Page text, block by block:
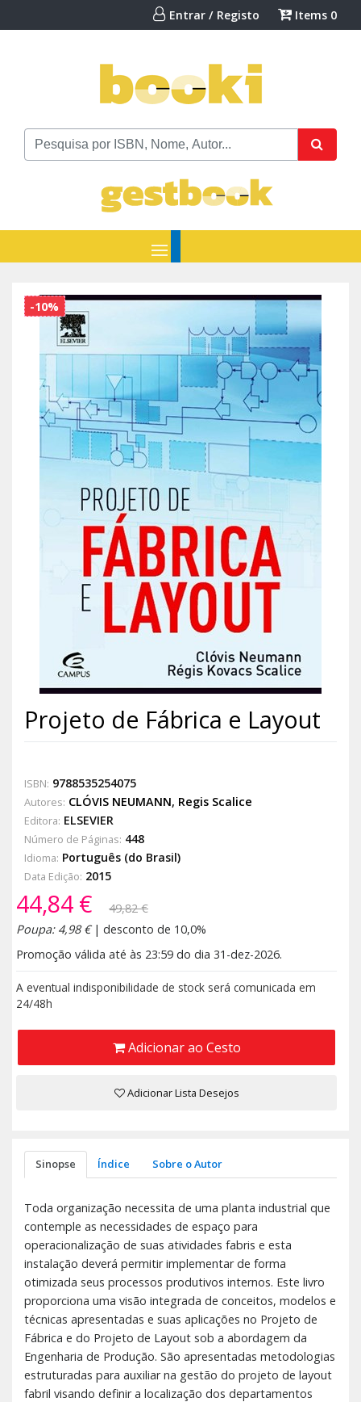
Entrar / Registo Items 0
-10%
Projeto de Fábrica e Layout
ISBN: 9788535254075
Autores: CLÓVIS NEUMANN, Regis Scalice
Editora: ELSEVIER
Número de Páginas: 448
Idioma: Português (do Brasil)
Data Edição: 2015
44,84 €
49,82 €
Poupa: 4,98 €| desconto de 10,0%
Promoção válida até às 23:59 do dia 31-dez-2026.
A eventual indisponibilidade de stock será comunicada em
24/48h
Adicionar ao Cesto
Adicionar Lista Desejos
Sinopse Índice Sobre o Autor
Toda organização necessita de uma planta industrial que
contemple as necessidades de espaço para
operacionalização de suas atividades fabris e esta
instalação deverá permitir implementar de forma
otimizada seus processos produtivos internos. Este livro
proporciona uma visão integrada de conceitos, modelos e
técnicas apresentadas e suas aplicações no Projeto de
Fábrica e do Projeto de Layout sob a abordagem da
Engenharia de Produção. São apresentadas metodologias
estruturadas para auxiliar na gestão do projeto de layout
fabril visando definir a localização dos departamentos